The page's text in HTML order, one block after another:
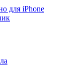
для iPhone